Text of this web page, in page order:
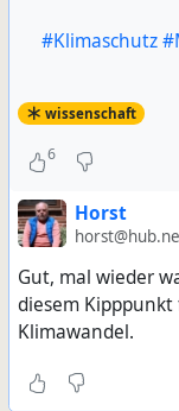
#Klimaschutz#
wissenschaft
6
Horst
Gut, mal wieder
diesem
Klimawandel.